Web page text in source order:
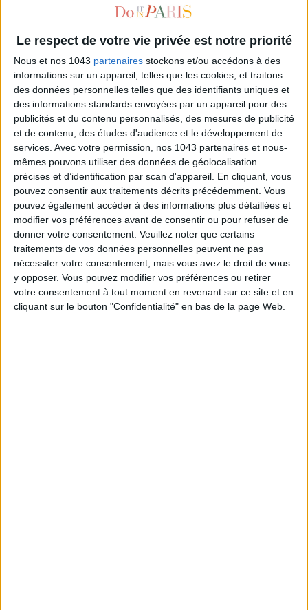
Le respect de votre vie privée est notre priorité
Nous et nos 1043 partenaires stockons et/ou accédons à des
informations sur un appareil, telles que les cookies, et traitons
des données personnelles telles que des identifiants uniques et
des informations standards envoyées par un appareil pour des
publicités et du contenu personnalisés, des mesures de publicité
et de contenu, des études d'audience et le développement de
services. Avec votre permission, nos 1043 partenaires et nous-
mêmes pouvons utiliser des données de géolocalisation
précises et d’identification par scan d'appareil. En cliquant, vous
pouvez consentir aux traitements décrits précédemment. Vous
pouvez également accéder à des informations plus détaillées et
modifier vos préférences avant de consentir ou pour refuser de
donner votre consentement. Veuillez noter que certains
traitements de vos données personnelles peuvent ne pas
nécessiter votre consentement, mais vous avez le droit de vous
y opposer. Vous pouvez modifier vos préférences ou retirer
votre consentement à tout moment en revenant sur ce site et en
cliquant sur le bouton "Confidentialité" en bas de la page Web.
TOUT CE QUE VOUS DEVEZ FAIRE À PARIS EN AOÛT
LES SPF 50 QUI DONNENT ENVIE DE SE TARTINER